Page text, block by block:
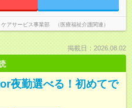
アサービス事業部 （医療福祉介護関連）
掲載日：2026.08.02
夜勤選べる！初めてで